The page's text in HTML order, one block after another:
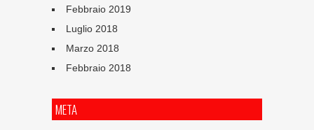
Febbraio 2019
Luglio 2018
Marzo 2018
Febbraio 2018
META